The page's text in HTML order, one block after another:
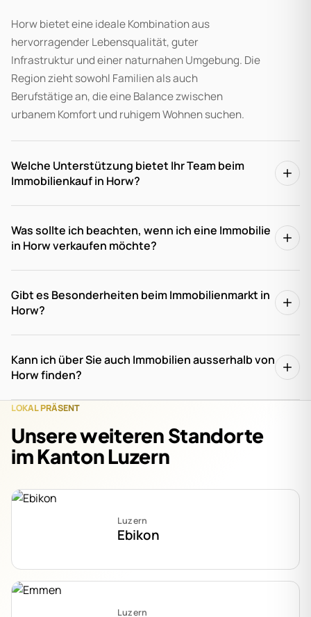
Horw bietet eine ideale Kombination aus
hervorragender Lebensqualität, guter
Infrastruktur und einer naturnahen Umgebung. Die
Region zieht sowohl Familien als auch
Berufstätige an, die eine Balance zwischen
urbanem Komfort und ruhigem Wohnen suchen.
Welche Unterstützung bietet Ihr Team beim
Immobilienkauf in Horw?
Was sollte ich beachten, wenn ich eine Immobilie
in Horw verkaufen möchte?
Gibt es Besonderheiten beim Immobilienmarkt in
Horw?
Kann ich über Sie auch Immobilien ausserhalb von
Horw finden?
LOKAL PRÄSENT
Unsere weiteren Standorte
im Kanton Luzern
Luzern
Ebikon
Luzern